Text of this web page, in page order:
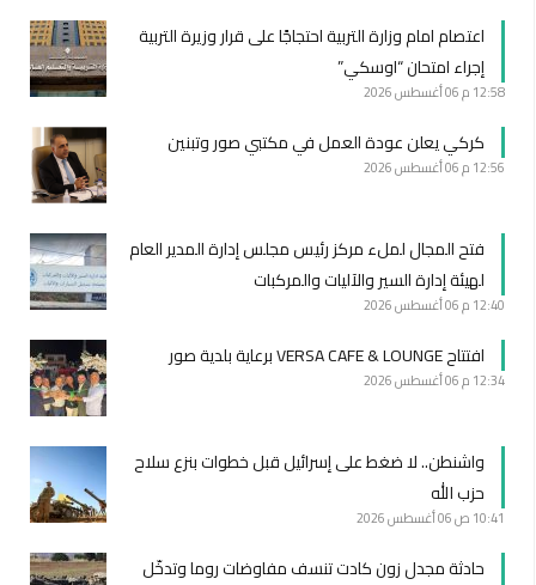
اعتصام امام وزارة التربية احتجاجًا على قرار وزيرة التربية
إجراء امتحان “اوسكي”
12:58 م 06 أغسطس 2026
كركي يعلن عودة العمل في مكتبي صور وتبنين
12:56 م 06 أغسطس 2026
فتح المجال لملء مركز رئيس مجلس إدارة المدير العام
لهيئة إدارة السير والآليات والمركبات
12:40 م 06 أغسطس 2026
افتتاح VERSA CAFE & LOUNGE برعاية بلدية صور
12:34 م 06 أغسطس 2026
واشنطن.. لا ضغط على إسرائيل قبل خطوات بنزع سلاح
حزب الله
10:41 ص 06 أغسطس 2026
حادثة مجدل زون كادت تنسف مفاوضات روما وتدخّل